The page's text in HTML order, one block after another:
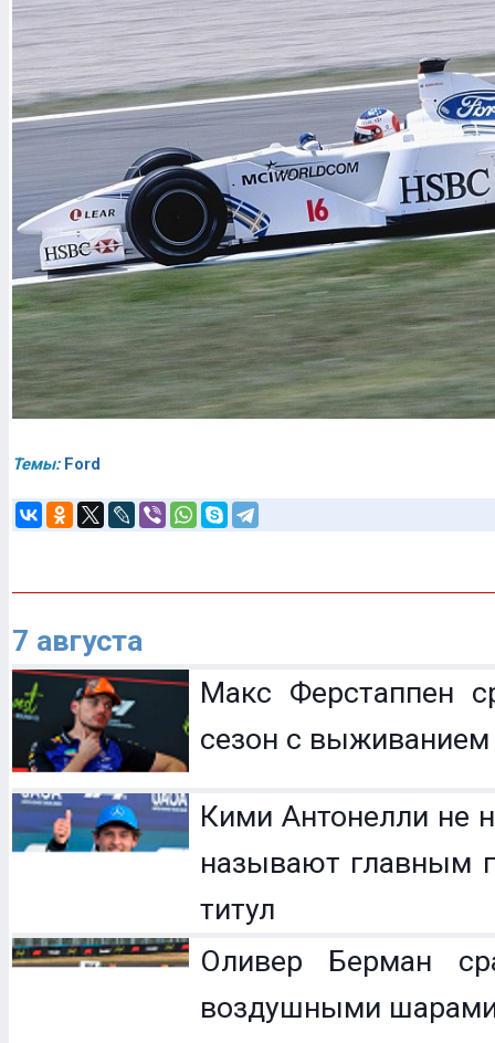
Темы: Ford
7 августа
Макс Ферстаппен
сезон с выживанием
Кими Антонелли не
называют главным
титул
Оливер Берман
воздушными